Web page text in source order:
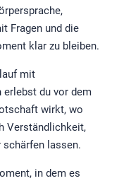
Fragen und die
klar zu bleiben.
mit
erlebst du vor dem
wirkt, wo
Verständlichkeit,
schärfen lassen.
in dem es